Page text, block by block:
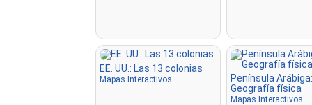
EE. UU.: Las 13 colonias
Mapas Interactivos
Península Arábiga:
Geografía física
Mapas Interactivos